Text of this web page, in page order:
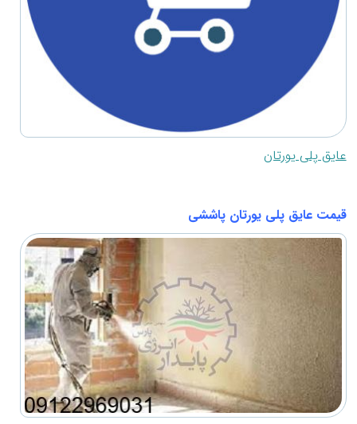
عایق پلی یورتان
قیمت عایق پلی یورتان پاششی